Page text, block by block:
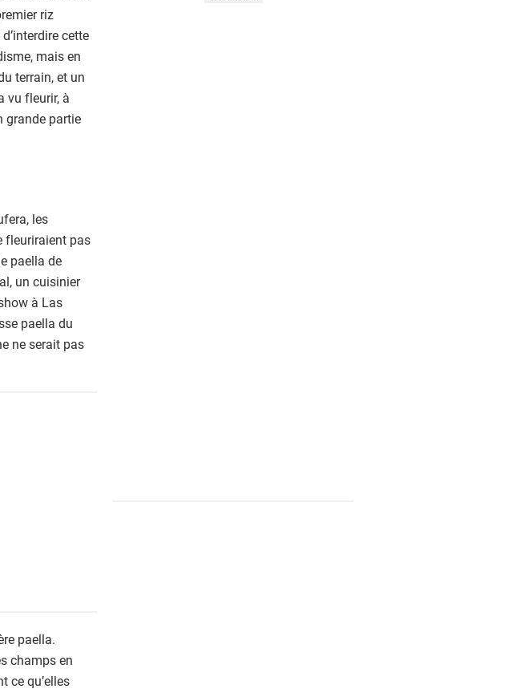
riz
cette
mais en
terrain, et un
vu fleurir, à
grande partie
les
fleuriraient pas
paella de
un cuisinier
à Las
paella du
ne serait pas
paella.
champs en
ce qu’elles